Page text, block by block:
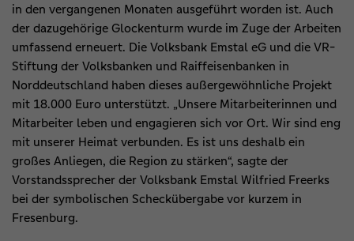
in den vergangenen Monaten ausgeführt worden ist. Auch
der dazugehörige Glockenturm wurde im Zuge der Arbeiten
umfassend erneuert. Die Volksbank Emstal eG und die VR-
Stiftung der Volksbanken und Raiffeisenbanken in
Norddeutschland haben dieses außergewöhnliche Projekt
mit 18.000 Euro unterstützt. „Unsere Mitarbeiterinnen und
Mitarbeiter leben und engagieren sich vor Ort. Wir sind eng
mit unserer Heimat verbunden. Es ist uns deshalb ein
großes Anliegen, die Region zu stärken“, sagte der
Vorstandssprecher der Volksbank Emstal Wilfried Freerks
bei der symbolischen Scheckübergabe vor kurzem in
Fresenburg.